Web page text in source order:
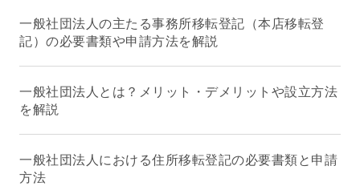
一般社団法人の主たる事務所移転登記（本店移転登
記）の必要書類や申請方法を解説
一般社団法人とは？メリット・デメリットや設立方法
を解説
一般社団法人における住所移転登記の必要書類と申請
方法